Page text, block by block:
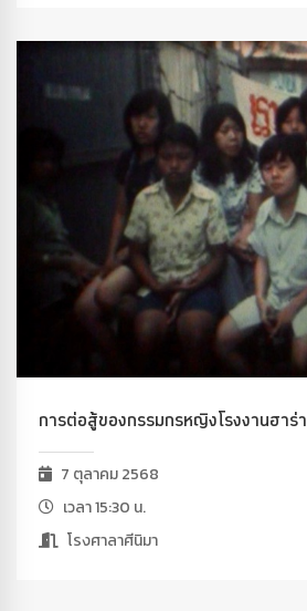
การต่อสู้ของกรรมกรหญิงโรงงานฮาร่า
7 ตุลาคม 2568
เวลา 15:30 น.
โรงศาลาศีนิมา